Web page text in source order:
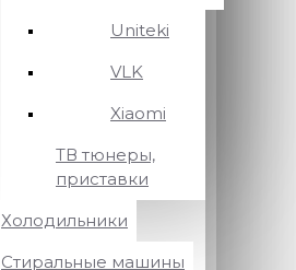
Uniteki
VLK
Xiaomi
ТВ тюнеры,
приставки
Холодильники
Стиральные машины